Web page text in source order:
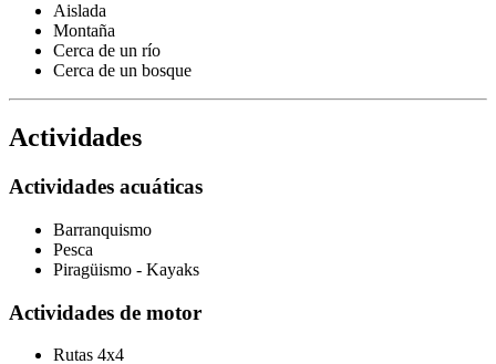
Aislada
Montaña
Cerca de un río
Cerca de un bosque
Actividades
Actividades acuáticas
Barranquismo
Pesca
Piragüismo - Kayaks
Actividades de motor
Rutas 4x4